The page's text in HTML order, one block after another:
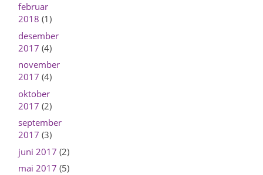
februar
2018 (1)
desember
2017 (4)
november
2017 (4)
oktober
2017 (2)
september
2017 (3)
juni 2017 (2)
mai 2017 (5)